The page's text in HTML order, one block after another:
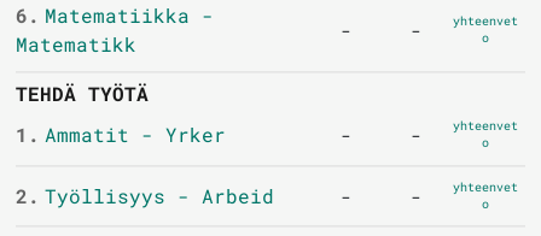
6. Matematiikka -
Matematikk
- -
yhteenvet
o
TEHDÄ TYÖTÄ
1. Ammatit - Yrker - -
yhteenvet
o
2. Työllisyys - Arbeid - -
yhteenvet
o